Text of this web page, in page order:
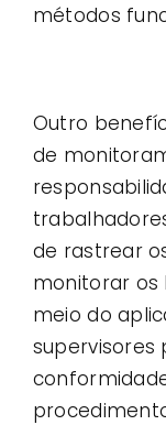
métodos
Outro
de
de rastrear
monitorar
meio do
supervisores